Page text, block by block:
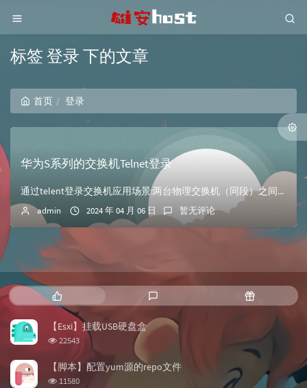
标签 登录 下的文章
首页 登录
华为S系列的交换机Telnet登录
通过telent登录交换机应用场景:两台物理交换机（同段）之间的telnet访问 SW2 可以 以AAA验证方式登录到SW1的VRP系统已经配置好了交换机...
admin 2024 年 04 月 06 日 暂无评论
热
门
文
章
新
评
随
机
章
【Esxi】挂载USB硬盘盒
浏
次
数:
22543
【脚本】配置yum源的repo文件
浏
11580